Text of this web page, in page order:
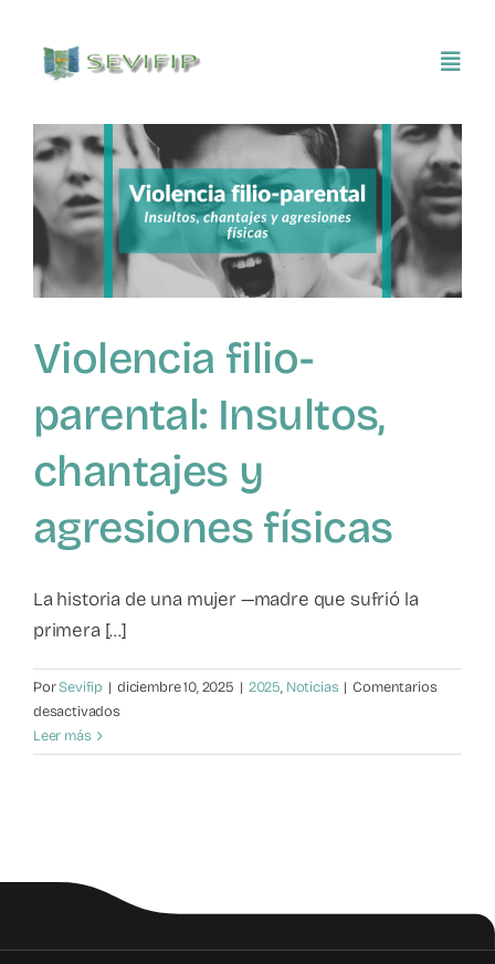
contenido
Inicio
Conócenos
Asociarse
SEVIFIP CONECTA
Mapa de recursos
Observatorio VFP
Violencia filio-
parental: Insultos,
chantajes y
agresiones físicas
La historia de una mujer —madre que sufrió la
primera [...]
PorSevifip | diciembre 10, 2025 | 2025, Noticias | Comentarios
desactivadosen
filio-
físicas
Leer más